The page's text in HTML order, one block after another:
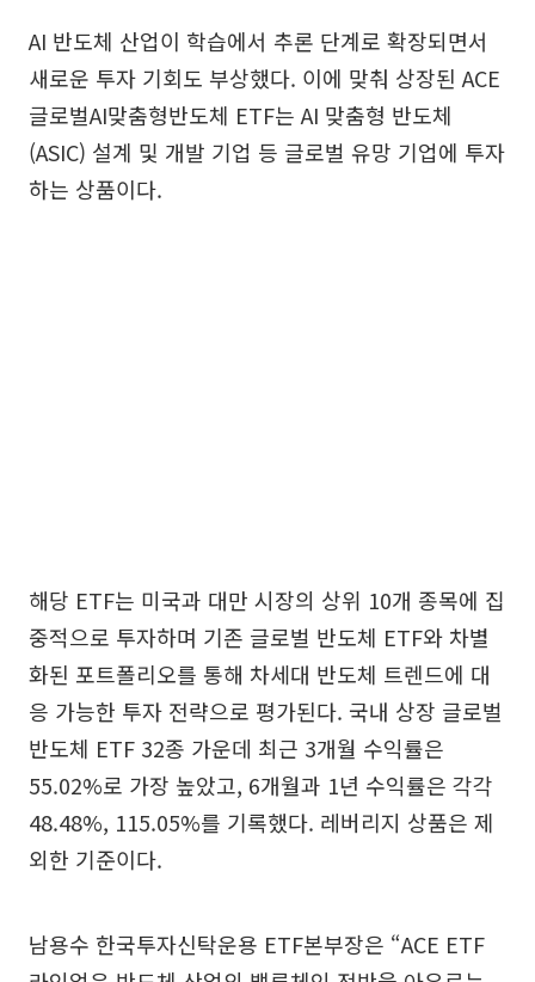
AI 반도체 산업이 학습에서 추론 단계로 확장되면서
새로운 투자 기회도 부상했다. 이에 맞춰 상장된 ACE
글로벌AI맞춤형반도체 ETF는 AI 맞춤형 반도체
(ASIC) 설계 및 개발 기업 등 글로벌 유망 기업에 투자
하는 상품이다.
해당 ETF는 미국과 대만 시장의 상위 10개 종목에 집
중적으로 투자하며 기존 글로벌 반도체 ETF와 차별
화된 포트폴리오를 통해 차세대 반도체 트렌드에 대
응 가능한 투자 전략으로 평가된다. 국내 상장 글로벌
반도체 ETF 32종 가운데 최근 3개월 수익률은
55.02%로 가장 높았고, 6개월과 1년 수익률은 각각
48.48%, 115.05%를 기록했다. 레버리지 상품은 제
외한 기준이다.
남용수 한국투자신탁운용 ETF본부장은 “ACE ETF